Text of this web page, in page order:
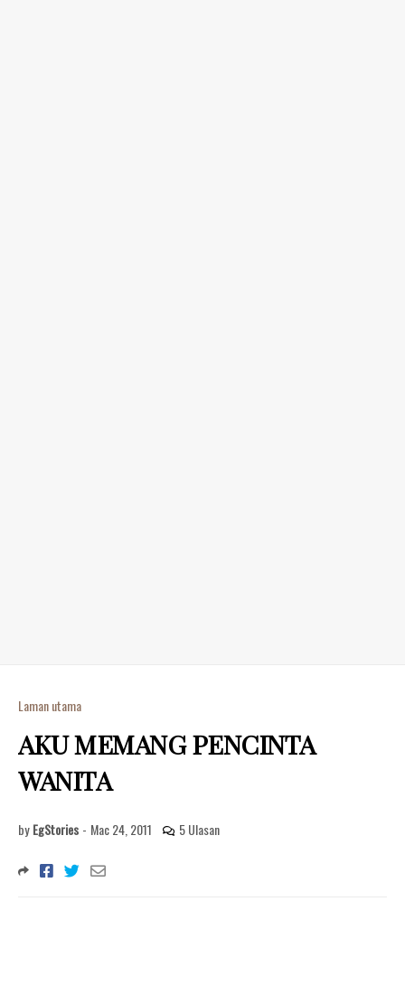
Laman utama
AKU MEMANG PENCINTA
WANITA
by EgStories - Mac 24, 2011 5 Ulasan